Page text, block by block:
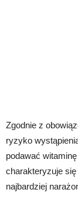
Zgodnie z
ryzyko
podawać
charakteryzuje
najbardziej